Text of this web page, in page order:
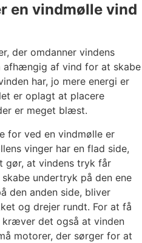
en vindmølle vind
der omdanner vindens
afhængig af vind for at skabe
har, jo mere energi er
er oplagt at placere
er meget blæst.
for ved en vindmølle er
vinger har en flad side,
gør, at vindens tryk får
undertryk på den ene
den anden side, bliver
og drejer rundt. For at få
det også at vinden
motorer, der sørger for at